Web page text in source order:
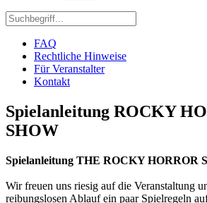
FAQ
Rechtliche Hinweise
Für Veranstalter
Kontakt
Spielanleitung ROCKY
SHOW
Spielanleitung THE ROCKY HORROR
Wir freuen uns riesig auf die Veranstaltung
reibungslosen Ablauf ein paar Spielregeln